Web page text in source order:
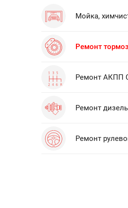
Мойка,
Ремонт
Ремонт АКПП
Ремонт
Ремонт